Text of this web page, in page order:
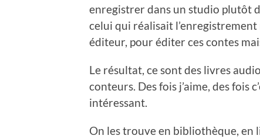
enregistrer dans un studio plutôt
celui qui réalisait l’enregistrement
éditeur, pour éditer ces contes
Le résultat, ce sont des livres
conteurs. Des fois j’aime, des fois
intéressant.
On les trouve en bibliothèque,